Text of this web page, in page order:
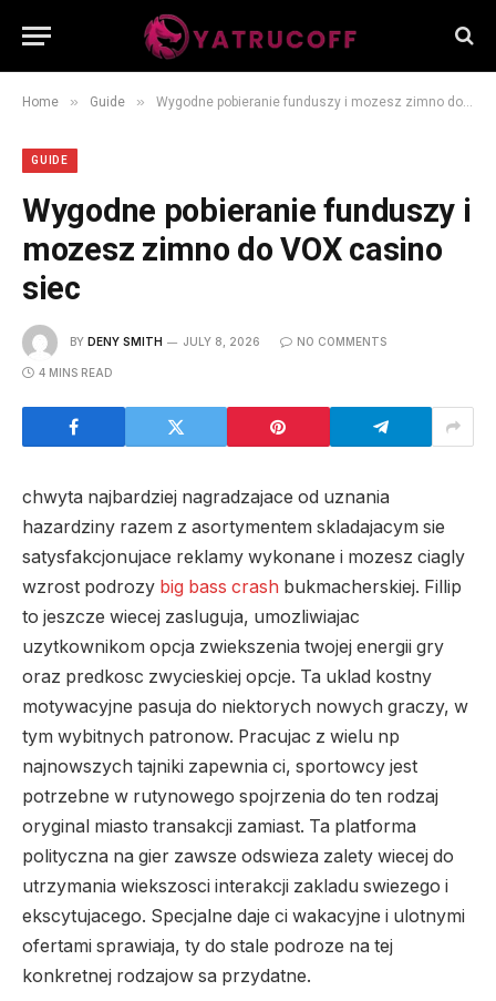
Home » Guide » Wygodne pobieranie funduszy i mozesz zimno do VOX casino siec
GUIDE
Wygodne pobieranie funduszy i
mozesz zimno do VOX casino
siec
BY DENY SMITH JULY 8, 2026 NO COMMENTS
4 MINS READ
chwyta najbardziej nagradzajace od uznania
hazardziny razem z asortymentem skladajacym sie
satysfakcjonujace reklamy wykonane i mozesz ciagly
wzrost podrozy big bass crash bukmacherskiej. Fillip
to jeszcze wiecej zasluguja, umozliwiajac
uzytkownikom opcja zwiekszenia twojej energii gry
oraz predkosc zwycieskiej opcje. Ta uklad kostny
motywacyjne pasuja do niektorych nowych graczy, w
tym wybitnych patronow. Pracujac z wielu np
najnowszych tajniki zapewnia ci, sportowcy jest
potrzebne w rutynowego spojrzenia do ten rodzaj
oryginal miasto transakcji zamiast. Ta platforma
polityczna na gier zawsze odswieza zalety wiecej do
utrzymania wiekszosci interakcji zakladu swiezego i
ekscytujacego. Specjalne daje ci wakacyjne i ulotnymi
ofertami sprawiaja, ty do stale podroze na tej
konkretnej rodzajow sa przydatne.